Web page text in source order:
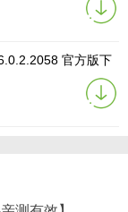
官方版下